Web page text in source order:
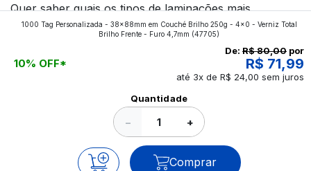
Quer saber quais os tipos de laminações mais
aplicados nos impressos da gráfica FuturaIM? Então,
continue a leitura que vamos revelar para você!
1000 Tag Personalizada - 38x88mm em Couché Brilho 250g - 4x0 - Verniz Total
Brilho Frente - Furo 4,7mm (47705)
10% OFF*
De: R$ 80,00 por
R$ 71,99
até 3x de R$ 24,00 sem juros
Quantidade
− +
Comprar